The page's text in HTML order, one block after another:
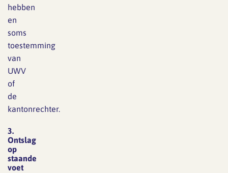
hebben
en
soms
toestemming
van
UWV
of
de
kantonrechter.
3.
Ontslag
op
staande
voet